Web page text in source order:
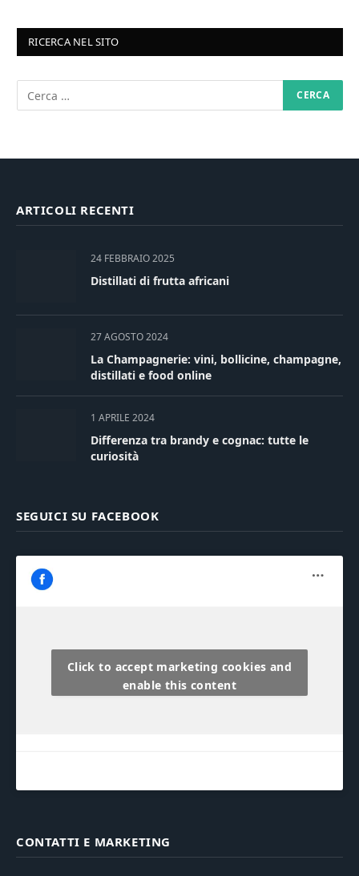
RICERCA NEL SITO
ARTICOLI RECENTI
24 FEBBRAIO 2025
Distillati di frutta africani
27 AGOSTO 2024
La Champagnerie: vini, bollicine, champagne,
distillati e food online
1 APRILE 2024
Differenza tra brandy e cognac: tutte le
curiosità
SEGUICI SU FACEBOOK
Click to accept marketing cookies and
enable this content
CONTATTI E MARKETING